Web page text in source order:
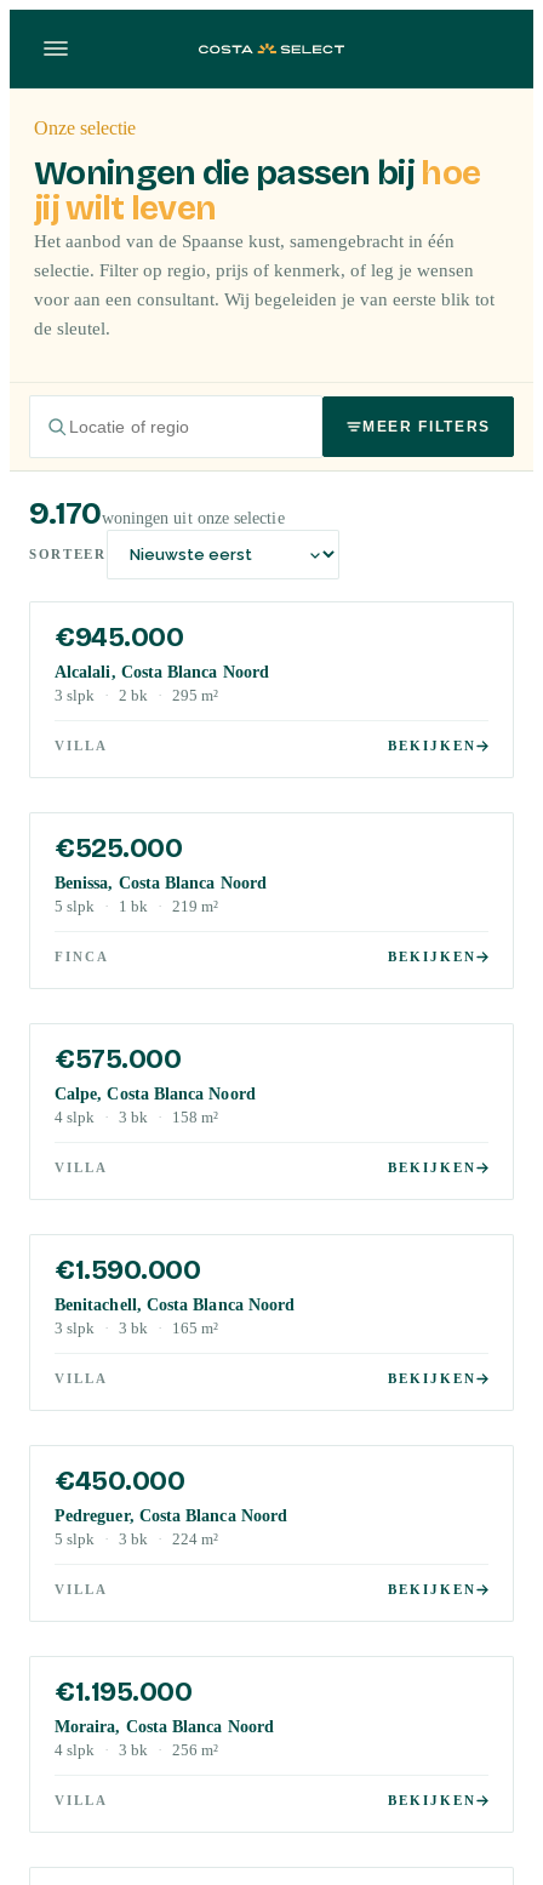
Onze selectie
Woningen die passen bij hoe
jij wilt leven
Het aanbod van de Spaanse kust, samengebracht in één
selectie. Filter op regio, prijs of kenmerk, of leg je wensen
voor aan een consultant. Wij begeleiden je van eerste blik tot
de sleutel.
MEER FILTERS
9.170woningen uit onze selectie
SORTEER
€945.000
Alcalali, Costa Blanca Noord
3 slpk · 2 bk · 295 m²
VILLA BEKIJKEN
€525.000
Benissa, Costa Blanca Noord
5 slpk · 1 bk · 219 m²
FINCA BEKIJKEN
€575.000
Calpe, Costa Blanca Noord
4 slpk · 3 bk · 158 m²
VILLA BEKIJKEN
€1.590.000
Benitachell, Costa Blanca Noord
3 slpk · 3 bk · 165 m²
VILLA BEKIJKEN
€450.000
Pedreguer, Costa Blanca Noord
5 slpk · 3 bk · 224 m²
VILLA BEKIJKEN
€1.195.000
Moraira, Costa Blanca Noord
4 slpk · 3 bk · 256 m²
VILLA BEKIJKEN